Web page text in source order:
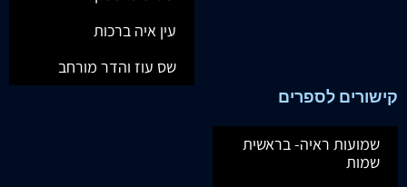
עין איה ברכות
שס עוז והדר מורחב
קישורים לספרים
שמועות ראיה- בראשית
שמות